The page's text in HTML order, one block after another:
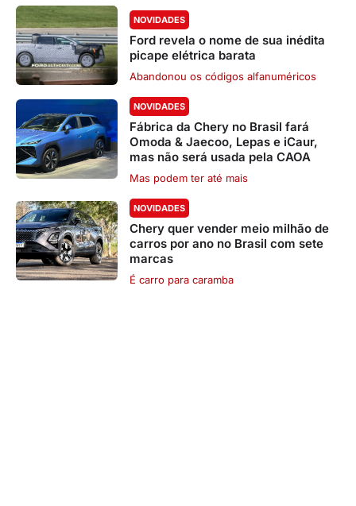
NOVIDADES
Ford revela o nome de sua inédita
picape elétrica barata
Abandonou os códigos alfanuméricos
NOVIDADES
Fábrica da Chery no Brasil fará
Omoda & Jaecoo, Lepas e iCaur,
mas não será usada pela CAOA
Mas podem ter até mais
NOVIDADES
Chery quer vender meio milhão de
carros por ano no Brasil com sete
marcas
É carro para caramba